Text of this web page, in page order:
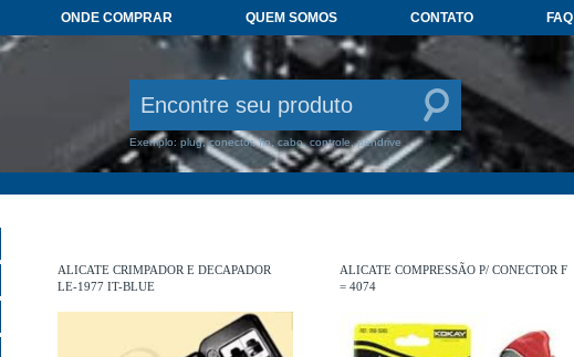
ONDE COMPRAR QUEM SOMOS CONTATO FAQ
Exemplo: plug, conector, fio, cabo, controle, pendrive
ALICATE CRIMPADOR E DECAPADOR
LE-1977 IT-BLUE
ALICATE COMPRESSÃO P/ CONECTOR F
= 4074